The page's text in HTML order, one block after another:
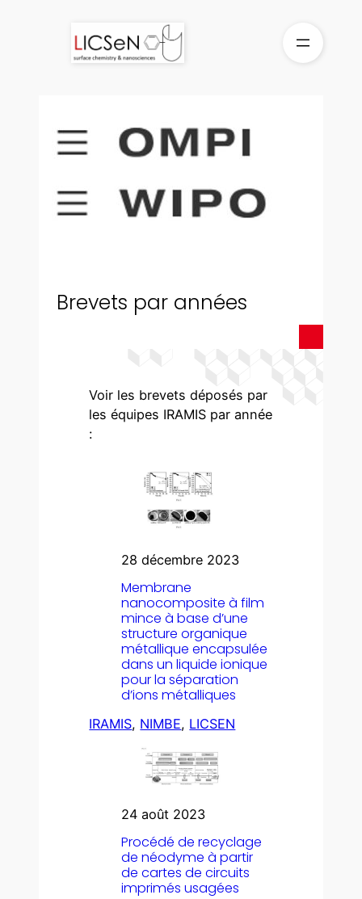
Brevets par années
Voir les brevets déposés par
les équipes IRAMIS par année
:
28 décembre 2023
Membrane
nanocomposite à film
mince à base d’une
structure organique
métallique encapsulée
dans un liquide ionique
pour la séparation
d’ions métalliques
IRAMIS, NIMBE, LICSEN
24 août 2023
Procédé de recyclage
de néodyme à partir
de cartes de circuits
imprimés usagées